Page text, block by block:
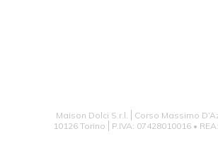
Maison Dolci S.r.l.
Corso Massimo
10126 Torino
P.IVA: 07428010016 •